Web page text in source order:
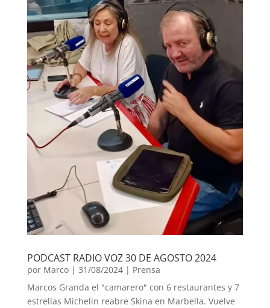
PODCAST RADIO VOZ 30 DE AGOSTO 2024
por Marco| 31/08/2024| Prensa
Marcos Granda el "camarero" con 6 restaurantes y 7
estrellas Michelin reabre Skina en Marbella. Vuelve